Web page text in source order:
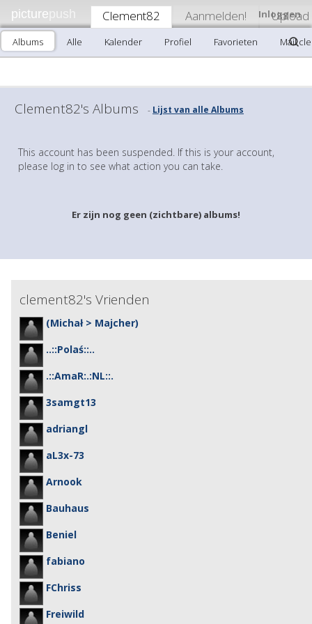
picturepush Inloggen
Clement82 Aanmelden! Upload
Albums Alle Kalender Profiel Favorieten Mail
Clement82's Albums - Lijst van alle Albums
This account has been suspended. If this is your account,
please log in to see what action you can take.
Er zijn nog geen (zichtbare) albums!
clement82's Vrienden
(Michał > Majcher)
..::Polaś::..
.::AmaR:.:NL::.
3samgt13
adriangl
aL3x-73
Arnook
Bauhaus
Beniel
fabiano
FChriss
Freiwild